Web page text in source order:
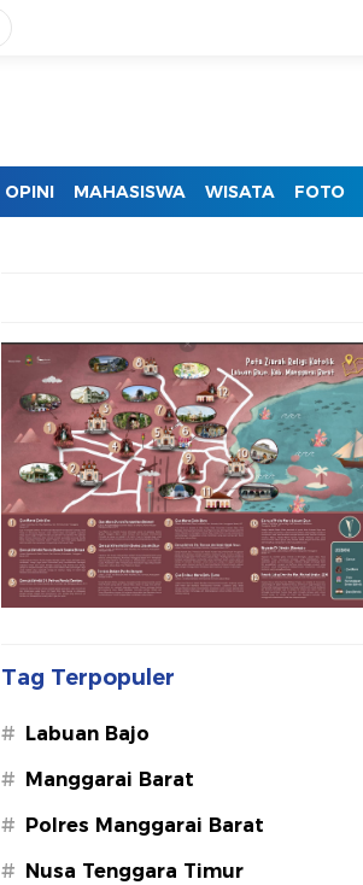
OPINI MAHASISWA WISATA FOTO
Tag Terpopuler
#
Labuan Bajo
#
Manggarai Barat
#
Polres Manggarai Barat
#
Nusa Tenggara Timur